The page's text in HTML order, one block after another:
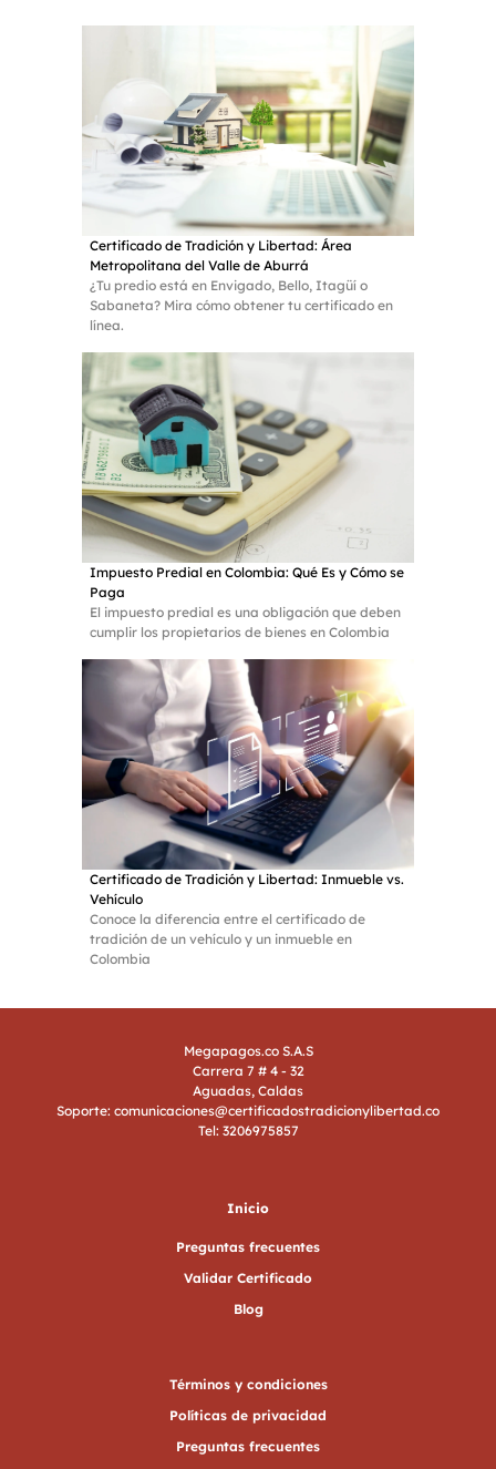
Certificado de Tradición y Libertad: Área
Metropolitana del Valle de Aburrá
¿Tu predio está en Envigado, Bello, Itagüí o
Sabaneta? Mira cómo obtener tu certificado en
línea.
Impuesto Predial en Colombia: Qué Es y Cómo se
Paga
El impuesto predial es una obligación que deben
cumplir los propietarios de bienes en Colombia
Certificado de Tradición y Libertad: Inmueble vs.
Vehículo
Conoce la diferencia entre el certificado de
tradición de un vehículo y un inmueble en
Colombia
Megapagos.co S.A.S
Carrera 7 # 4 - 32
Aguadas, Caldas
Soporte: comunicaciones@certificadostradicionylibertad.co
Tel: 3206975857
Inicio
Preguntas frecuentes
Validar Certificado
Blog
Términos y condiciones
Políticas de privacidad
Preguntas frecuentes